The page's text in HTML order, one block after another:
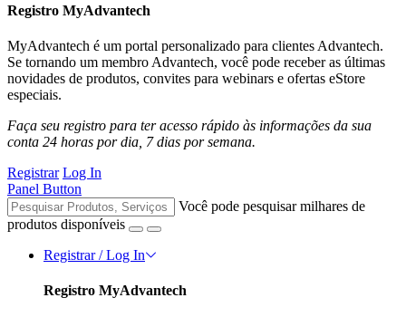
Registro MyAdvantech
MyAdvantech é um portal personalizado para clientes Advantech.
Se tornando um membro Advantech, você pode receber as últimas
novidades de produtos, convites para webinars e ofertas eStore
especiais.
Faça seu registro para ter acesso rápido às informações da sua
conta 24 horas por dia, 7 dias por semana.
Registrar Log In
Panel Button
Você pode pesquisar milhares de
produtos disponíveis
Registrar / Log In
Registro MyAdvantech